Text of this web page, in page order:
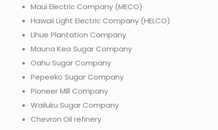
Maui Electric Company (MECO)
Hawaii Light Electric Company (HELCO)
Lihue Plantation Company
Mauna Kea Sugar Company
Oahu Sugar Company
Pepeeko Sugar Company
Pioneer Mill Company
Wailuku Sugar Company
Chevron Oil refinery